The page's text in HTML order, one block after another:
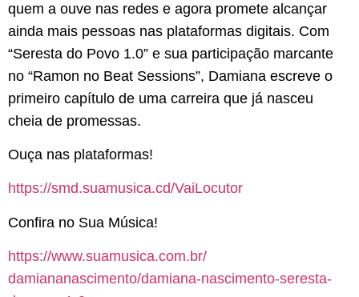
quem a ouve nas redes e agora promete alcançar
ainda mais pessoas nas plataformas digitais. Com
“Seresta do Povo 1.0” e sua participação marcante
no “Ramon no Beat Sessions”, Damiana escreve o
primeiro capítulo de uma carreira que já nasceu
cheia de promessas.
Ouça nas plataformas!
https://smd.suamusica.cd/VaiLocutor
Confira no Sua Música!
https://www.suamusica.com.br/
damiananascimento/damiana-nascimento-seresta-